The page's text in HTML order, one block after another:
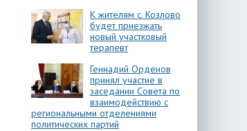
К жителям с. Козлово
будет приезжать
новый участковый
терапевт
Геннадий Орденов
принял участие в
заседании Совета по
взаимодействию с
региональными отделениями
политических партий